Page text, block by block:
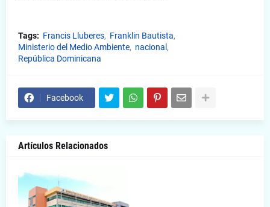
Tags: Francis Lluberes
Franklin Bautista
Ministerio del Medio Ambiente
nacional
República Dominicana
Facebook
Artículos Relacionados